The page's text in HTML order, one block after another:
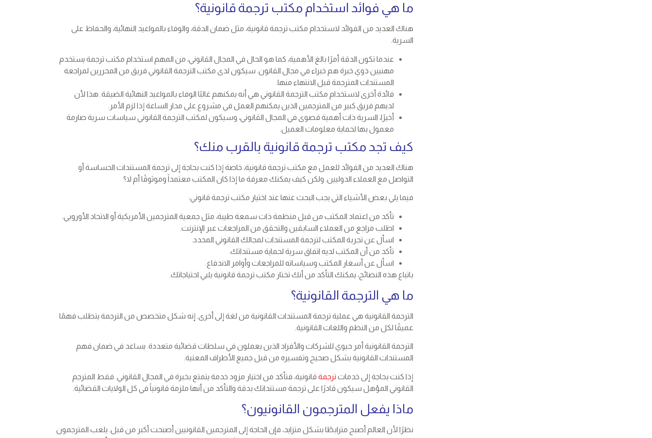
ما هي فوائد استخدام مكتب ترجمة قانونية؟
هناك العديد من الفوائد لاستخدام مكتب ترجمة قانونية، مثل ضمان الدقة، والوفاء بالمواعيد النهائية، والحفاظ على
السرية.
عندما تكون الدقة أمرًا بالغ الأهمية، كما هو الحال في المجال القانوني، من المهم استخدام مكتب ترجمة يستخدم
مهنيين ذوي خبرة هم خبراء في مجال القانون. سيكون لدى مكتب الترجمة القانوني فريق من المحررين لمراجعة
المستندات المترجمة قبل الانتهاء منها.
فائدة أخرى لاستخدام مكتب الترجمة القانوني هي أنه يمكنهم غالبًا الوفاء بالمواعيد النهائية الضيقة. هذا لأن
لديهم فريق كبير من المترجمين الذين يمكنهم العمل في مشروع على مدار الساعة إذا لزم الأمر.
أخيرًا، السرية ذات أهمية قصوى في المجال القانوني، وسيكون لمكتب الترجمة القانوني سياسات سرية صارمة
معمول بها لحماية معلومات العميل.
كيف تجد مكتب ترجمة قانونية بالقرب منك؟
هناك العديد من الفوائد للعمل مع مكتب ترجمة قانونية، خاصة إذا كنت بحاجة إلى ترجمة المستندات الحساسة أو
التواصل مع العملاء الدوليين. ولكن كيف يمكنك معرفة ما إذا كان المكتب معتمداً وموثوقًا أم لا؟
فيما يلي بعض الأشياء التي يجب البحث عنها عند اختيار مكتب ترجمة قانوني:
تأكد من اعتماد المكتب من قبل منظمة ذات سمعة طيبة، مثل جمعية المترجمين الأمريكية أو الاتحاد الأوروبي.
اطلب مراجع من العملاء السابقين والتحقق من المراجعات عبر الإنترنت.
اسأل عن تجربة المكتب لترجمة المستندات لمجالك القانوني المحدد.
تأكد من أن المكتب لديه اتفاق سرية لحماية مستنداتك.
اسأل عن أسعار المكتب وسياساته للمراجعات وأوامر الاندفاع.
باتباع هذه النصائح، يمكنك التأكد من أنك تختار مكتب ترجمة قانونية يلبي احتياجاتك.
ما هي الترجمة القانونية؟
الترجمة القانونية هي عملية ترجمة المستندات القانونية من لغة إلى أخرى. إنه شكل متخصص من الترجمة يتطلب فهمًا
عميقًا لكل من النظم واللغات القانونية.
الترجمة القانونية أمر حيوي للشركات والأفراد الذين يعملون في سلطات قضائية متعددة. يساعد في ضمان فهم
المستندات القانونية بشكل صحيح وتفسيره من قبل جميع الأطراف المعنية.
إذا كنت بحاجة إلى خدمات ترجمةقانونية، فتأكد من اختيار مزود خدمة يتمتع بخبرة في المجال القانوني. فقط المترجم
القانوني المؤهل سيكون قادرًا على ترجمة مستنداتك بدقة والتأكد من أنها ملزمة قانونياً في كل الولايات القضائية.
ماذا يفعل المترجمون القانونيون؟
نظرًا لأن العالم أصبح مترابطًا بشكل متزايد، فإن الحاجة إلى المترجمين القانونيين أصبحت أكبر من قبل. يلعب المترجمون